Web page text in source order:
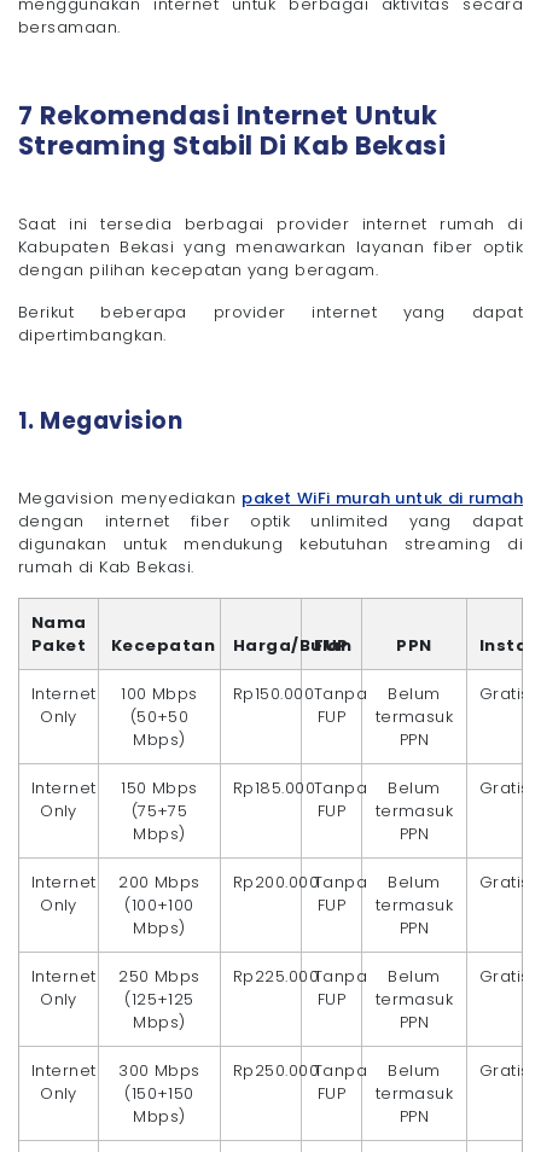
menggunakan internet untuk berbagai aktivitas secara
bersamaan.
7 Rekomendasi Internet Untuk
Streaming Stabil Di Kab Bekasi
Saat ini tersedia berbagai provider internet rumah di
Kabupaten Bekasi yang menawarkan layanan fiber optik
dengan pilihan kecepatan yang beragam.
Berikut beberapa provider internet yang dapat
dipertimbangkan.
1. Megavision
Megavision menyediakan paket WiFi murah untuk di rumah
dengan internet fiber optik unlimited yang dapat
digunakan untuk mendukung kebutuhan streaming di
rumah di Kab Bekasi.
Nama
Paket
Kecepatan Harga/Bulan
FUP PPN
Internet
Only
100 Mbps
(50+50
Mbps)
Rp150.000Tanpa
FUP
Belum
termasuk
PPN
Gratis
Internet
Only
150 Mbps
(75+75
Mbps)
Rp185.000Tanpa
FUP
Belum
termasuk
PPN
Gratis
Internet
Only
200 Mbps
(100+100
Mbps)
Rp200.000Tanpa
FUP
Belum
termasuk
PPN
Gratis
Internet
Only
250 Mbps
(125+125
Mbps)
Rp225.000Tanpa
FUP
Belum
termasuk
PPN
Gratis
Internet
Only
300 Mbps
(150+150
Mbps)
Rp250.000Tanpa
FUP
Belum
termasuk
PPN
Gratis